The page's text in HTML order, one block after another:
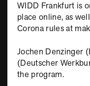
WIDD Frankfurt is
place online, as
Corona rules at
Jochen Denzinger
(Deutscher
the program.